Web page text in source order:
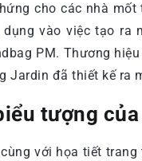
cho các nhà
vào việc tạo
PM. Thương
Jardin đã thiết kế ra
tượng
với họa tiết